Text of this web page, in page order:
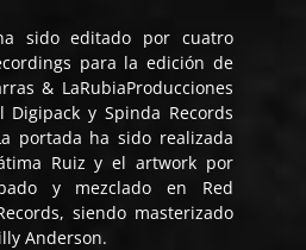
sido editado por cuatro
para la edición de
& LaRubiaProducciones
y Spinda Records
portada ha sido realizada
Ruiz y el artwork por
y mezclado en Red
siendo masterizado
Anderson.